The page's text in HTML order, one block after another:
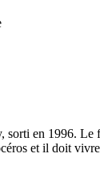
sorti en 1996.
et il doit